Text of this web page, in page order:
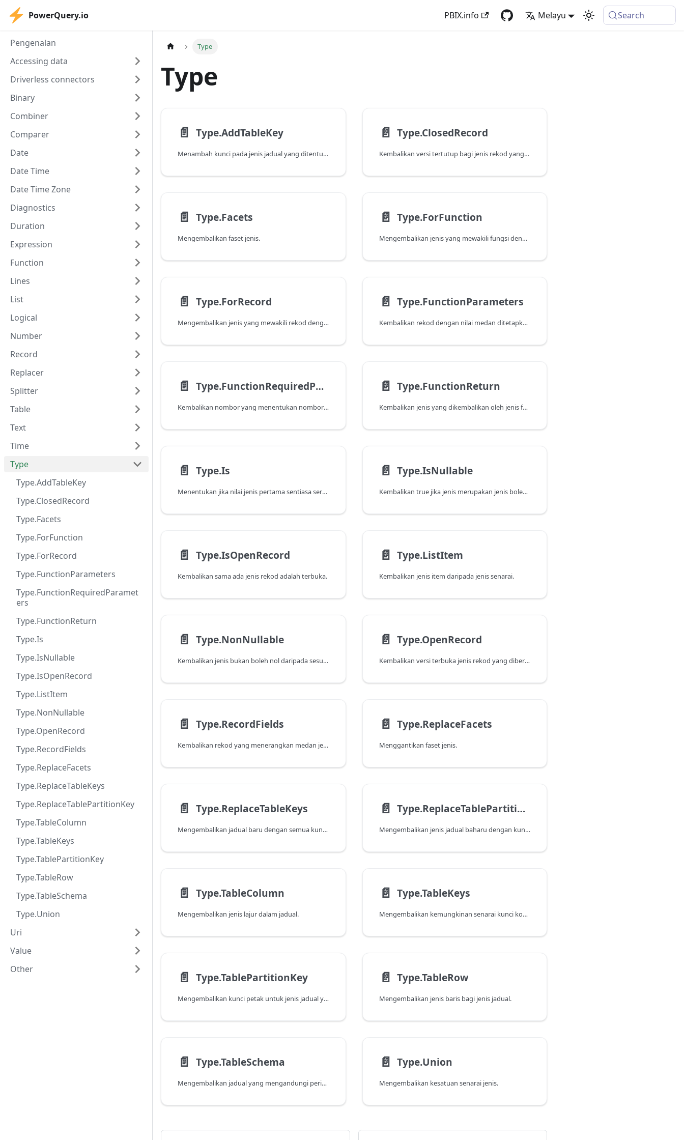
PowerQuery.io PBIX.info Melayu Search
Pengenalan
Accessing data
Driverless connectors
Binary
Combiner
Comparer
Date
Date Time
Date Time Zone
Diagnostics
Duration
Expression
Function
Lines
List
Logical
Number
Record
Replacer
Splitter
Table
Text
Time
Type
Type.AddTableKey
Type.ClosedRecord
Type.Facets
Type.ForFunction
Type.ForRecord
Type.FunctionParameters
Type.FunctionRequiredParamet
ers
Type.FunctionReturn
Type.Is
Type.IsNullable
Type.IsOpenRecord
Type.ListItem
Type.NonNullable
Type.OpenRecord
Type.RecordFields
Type.ReplaceFacets
Type.ReplaceTableKeys
Type.ReplaceTablePartitionKey
Type.TableColumn
Type.TableKeys
Type.TablePartitionKey
Type.TableRow
Type.TableSchema
Type.Union
Uri
Value
Other
Type
Type
📄️ Type.AddTableKey
Menambah kunci pada jenis jadual yang ditentukan.
📄️ Type.ClosedRecord
Kembalikan versi tertutup bagi jenis rekod yang diberi (atau jenis yang sama, jika ia telah ditutup).
📄️ Type.Facets
Mengembalikan faset jenis.
📄️ Type.ForFunction
Mengembalikan jenis yang mewakili fungsi dengan parameter tertentu dan mengembalikan kekangan jenis.
📄️ Type.ForRecord
Mengembalikan jenis yang mewakili rekod dengan kekangan jenis tertentu pada medan.
📄️ Type.FunctionParameters
Kembalikan rekod dengan nilai medan ditetapkan kepada nama parameter jenis fungsi, dan nilai mereka ditetapkan kepada jenis yang berkaitan dengan mereka.
📄️ Type.FunctionRequiredParameters
Kembalikan nombor yang menentukan nombor minimum parameter yang diperlukan untuk memulakan jenis fungsi.
📄️ Type.FunctionReturn
Kembalikan jenis yang dikembalikan oleh jenis fungsi.
📄️ Type.Is
Menentukan jika nilai jenis pertama sentiasa serasi dengan jenis kedua.
📄️ Type.IsNullable
Kembalikan true jika jenis merupakan jenis boleh nol; jika tidak, false.
📄️ Type.IsOpenRecord
Kembalikan sama ada jenis rekod adalah terbuka.
📄️ Type.ListItem
Kembalikan jenis item daripada jenis senarai.
📄️ Type.NonNullable
Kembalikan jenis bukan boleh nol daripada sesuatu jenis.
📄️ Type.OpenRecord
Kembalikan versi terbuka jenis rekod yang diberi (atau jenis yang sama, jika ia telah terbuka).
📄️ Type.RecordFields
Kembalikan rekod yang menerangkan medan jenis rekod dengan setiap medan bagi jenis rekod yang dikembalikan mempunyai nama yang berkaitan dan nilai.
📄️ Type.ReplaceFacets
Menggantikan faset jenis.
📄️ Type.ReplaceTableKeys
Mengembalikan jadual baru dengan semua kunci digantikan dengan senarai kunci yang ditentukan.
📄️ Type.ReplaceTablePartitionKey
Mengembalikan jenis jadual baharu dengan kunci petak yang digantikan oleh kunci petak yang ditentukan.
📄️ Type.TableColumn
Mengembalikan jenis lajur dalam jadual.
📄️ Type.TableKeys
Mengembalikan kemungkinan senarai kunci kosong untuk jenis jadual yang ditentukan.
📄️ Type.TablePartitionKey
Mengembalikan kunci petak untuk jenis jadual yang diberikan jika ia memilikinya.
📄️ Type.TableRow
Mengembalikan jenis baris bagi jenis jadual.
📄️ Type.TableSchema
Mengembalikan jadual yang mengandungi perihalan lajur (iaitu skema) bagi jenis jadual yang ditentukan.
📄️ Type.Union
Mengembalikan kesatuan senarai jenis.